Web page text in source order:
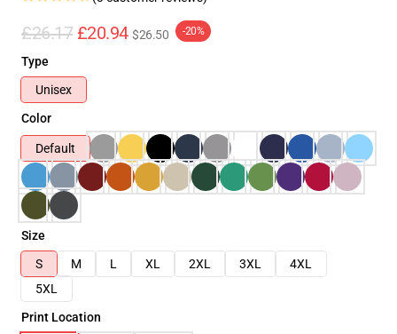
£26.17 £20.94 $26.50 -20%
Type
Unisex
Color
Default
Size
S
M L XL 2XL 3XL
4XL
5XL
Print Location